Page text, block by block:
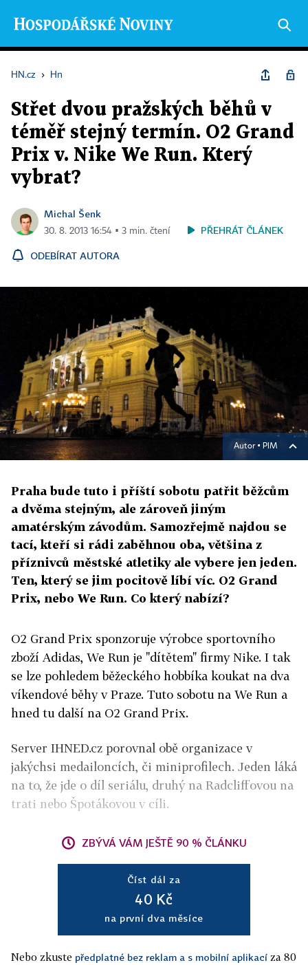
HN.cz › Hn
Střet dvou pražských běhů v
téměř stejný termín. O2 Grand
Prix v. Nike We Run. Který
vybrat?
Michal Šenk
30. 8. 2013 16:54 ▪ 3 min. čtení PŘEHRÁT ČLÁNEK
ODEBÍRAT AUTORA
Autor ▪ PIM
Praha bude tuto i příští sobotu patřit běžcům
a dvěma stejným, ale zároveň jiným
amatérským závodům. Samozřejmě najdou se
tací, kteří si rádi zaběhnou oba, většina z
příznivců městské atletiky ale vybere jen jeden.
Ten, který se jim pocitově líbí víc. O2 Grand
Prix, nebo We Run. Co který nabízí?
O2 Grand Prix sponzoruje výrobce sportovního
zboží Adidas, We Run je "dítětem" firmy Nike. I tak
se lze pohledem běžeckého hobbíka koukat na dva
víkendové běhy v Praze. Tuto sobotu na We Run a
hned tu další na O2 Grand Prix.
Server IHNED.cz porovnal obě organizace v
jakýchsi medailoncích, či miniprofilech. Jeden láká
na to, že jde o díl seriálu, druhý na Radcliffovou na
trati nebo Špotákovou v cíli.
ZBÝVÁ VÁM JEŠTĚ 90 % ČLÁNKU
Číst dál za
40 Kč
na první dva měsíce
Nebo zkuste předplatné bez reklam a s mobilní aplikací za 80